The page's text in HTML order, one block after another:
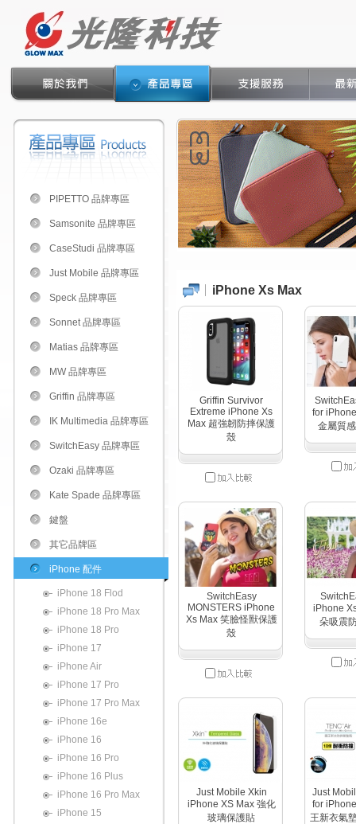
PIPETTO 品牌專區
Samsonite 品牌專區
CaseStudi 品牌專區
Just Mobile 品牌專區
Speck 品牌專區
Sonnet 品牌專區
Matias 品牌專區
MW 品牌專區
Griffin 品牌專區
IK Multimedia 品牌專區
SwitchEasy 品牌專區
Ozaki 品牌專區
Kate Spade 品牌專區
鍵盤
其它品牌區
iPhone 配件
iPhone 18 Flod
iPhone 18 Pro Max
iPhone 18 Pro
iPhone 17
iPhone Air
iPhone 17 Pro
iPhone 17 Pro Max
iPhone 16e
iPhone 16
iPhone 16 Pro
iPhone 16 Plus
iPhone 16 Pro Max
iPhone 15
iPhone Xs Max
Griffin Survivor
Extreme iPhone Xs
Max 超強韌防摔保護
殼
for
金屬質
SwitchEasy
MONSTERS iPhone
Xs Max 笑臉怪獸保護
殼
iPhone
朵吸震
Just Mobile Xkin
iPhone XS Max 強化
玻璃保護貼
Just
for
王新衣氣